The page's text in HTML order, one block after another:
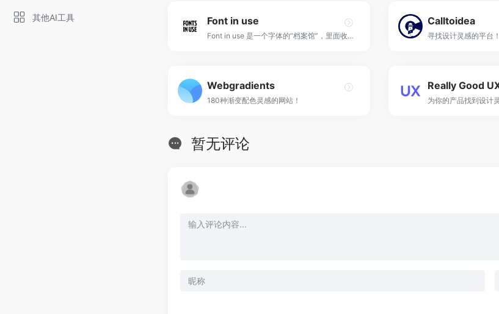
其他AI工具 Font in use
Font in use 是一个字体的“档案馆”，里面收集了各种平面作品中所使用的字体。
Calltoidea
寻找设计灵感的平台！
Webgradients
180种渐变配色灵感的网站！
Really Good
为你的产品找到设计
暂无评论